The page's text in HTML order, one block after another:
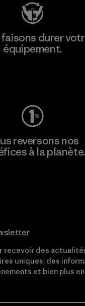
faisons durer
équipement.
reversons nos
à la planète.
recevoir des
uniques, des
et bien plus